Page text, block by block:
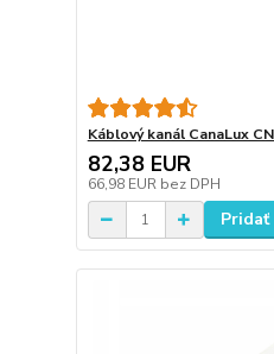
Káblový kanál CanaLux
82,38 EUR
66,98 EUR bez DPH
Pridať